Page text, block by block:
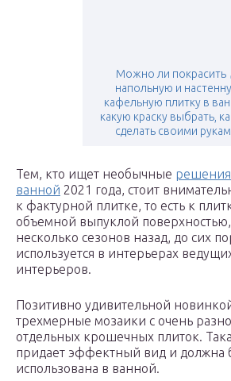
Можно ли покрасить
напольную и
кафельную плитку в
какую краску выбрать,
сделать своими
Тем, кто ищет необычные
ванной 2021 года, стоит
к фактурной плитке, то есть к
объемной выпуклой поверхностью,
несколько сезонов назад, до сих
используется в интерьерах
интерьеров.
Позитивно удивительной
трехмерные мозаики с очень
отдельных крошечных плиток.
придает эффектный вид и должна
использована в ванной.